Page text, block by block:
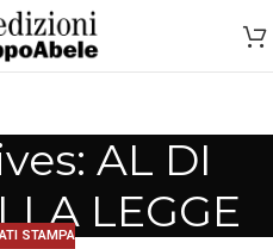
AL DI
LEGGE
STAMPA